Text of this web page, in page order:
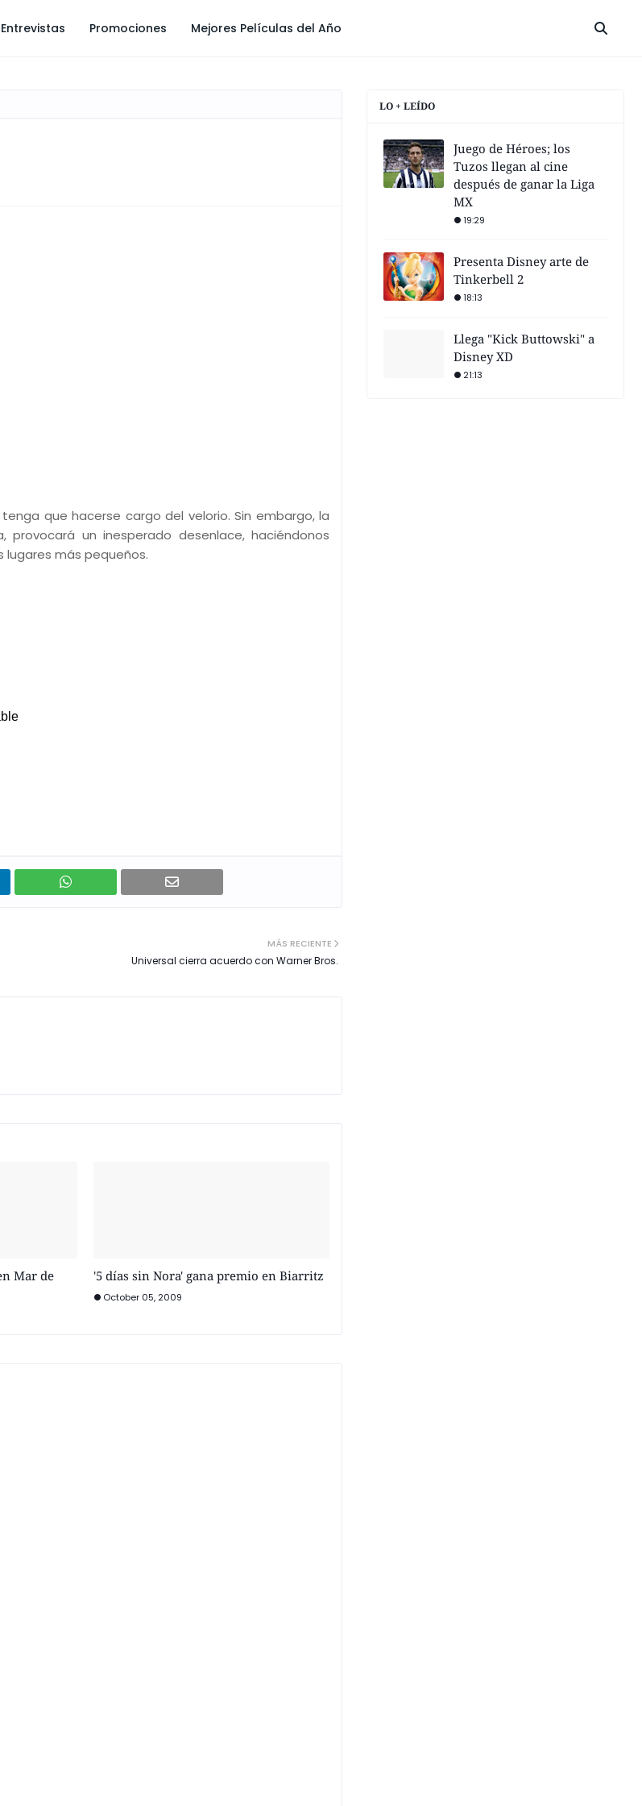
Entrevistas Promociones Mejores Películas del Año
que hacerse cargo del velorio. Sin embargo, la
un inesperado desenlace, haciéndonos
lugares más pequeños.
MÁS RECIENTE
Universal cierra acuerdo con Warner Bros.
Mar de
'5 días sin Nora' gana premio en Biarritz
October 05, 2009
LO + LEÍDO
Juego de Héroes; los
Tuzos llegan al cine
después de ganar la Liga
MX
19:29
Presenta Disney arte de
Tinkerbell 2
18:13
Llega "Kick Buttowski" a
Disney XD
21:13